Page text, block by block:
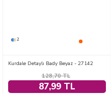
2
Kurdale Detaylı Bady Beyaz - 27142
128,70TL
87,99 TL